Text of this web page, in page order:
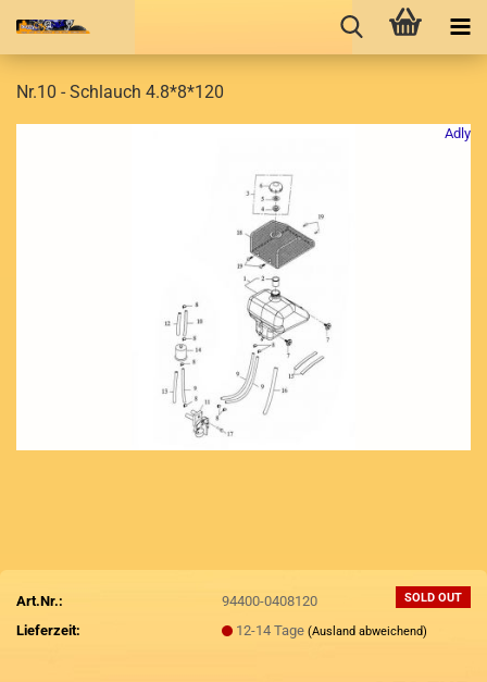
Nr.10 - Schlauch 4.8*8*120
Adly
SOLD OUT
Art.Nr.:
94400-0408120
Lieferzeit:
12-14 Tage(Ausland abweichend)